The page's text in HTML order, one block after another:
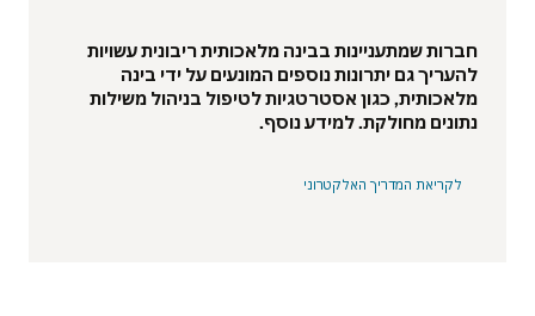
חברות שמתעניינות בבינה מלאכותית ריבונית עשויות
להעריך גם יתרונות נוספים המונעים על ידי בינה
מלאכותית, כגון אסטרטגיות לטיפול בניהול משילות
נתונים מחולקת. למידע נוסף.
לקריאת המדריך האלקטרוני